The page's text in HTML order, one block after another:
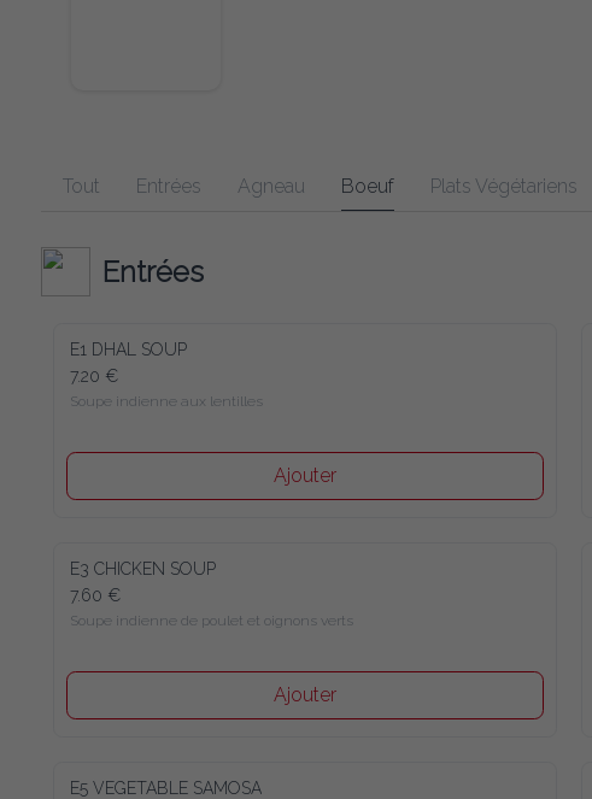
Tout Entrées Agneau Boeuf Plats Végétariens
Entrées
E1 DHAL SOUP
7.20 €
Soupe indienne aux lentilles
Ajouter
E3 CHICKEN SOUP
7.60 €
Soupe indienne de poulet et oignons verts
Ajouter
E5 VEGETABLE SAMOSA